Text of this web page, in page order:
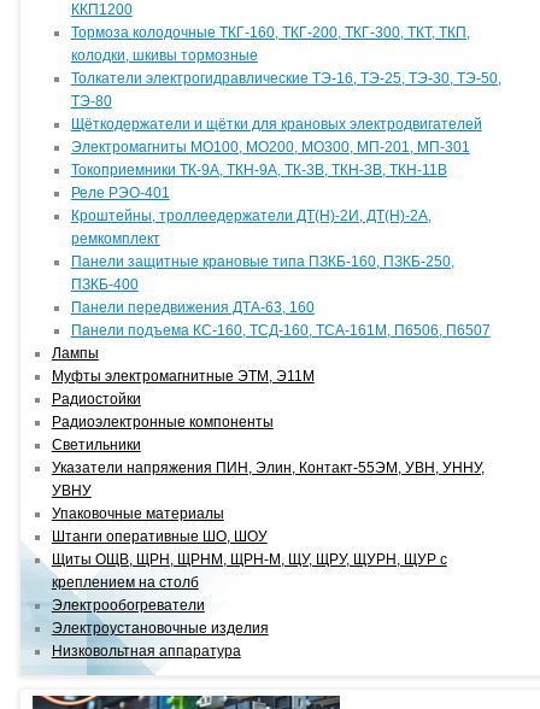
ККП1200
Тормоза колодочные ТКГ-160, ТКГ-200, ТКГ-300, ТКТ, ТКП,
колодки, шкивы тормозные
Толкатели электрогидравлические ТЭ-16, ТЭ-25, ТЭ-30, ТЭ-50,
ТЭ-80
Щёткодержатели и щётки для крановых электродвигателей
Электромагниты МО100, МО200, МО300, МП-201, МП-301
Токоприемники ТК-9А, ТКН-9А, ТК-3В, ТКН-3В, ТКН-11В
Реле РЭО-401
Кроштейны, троллеедержатели ДТ(Н)-2И, ДТ(Н)-2А,
ремкомплект
Панели защитные крановые типа ПЗКБ-160, ПЗКБ-250,
ПЗКБ-400
Панели передвижения ДТА-63, 160
Панели подъема КС-160, ТСД-160, ТСА-161М, П6506, П6507
Лампы
Муфты электромагнитные ЭТМ, Э11М
Радиостойки
Радиоэлектронные компоненты
Светильники
Указатели напряжения ПИН, Элин, Контакт-55ЭМ, УВН, УННУ,
УВНУ
Упаковочные материалы
Штанги оперативные ШО, ШОУ
Щиты ОЩВ, ЩРН, ЩРНМ, ЩРН-М, ЩУ, ЩРУ, ЩУРН, ЩУР с
креплением на столб
Электрообогреватели
Электроустановочные изделия
Низковольтная аппаратура